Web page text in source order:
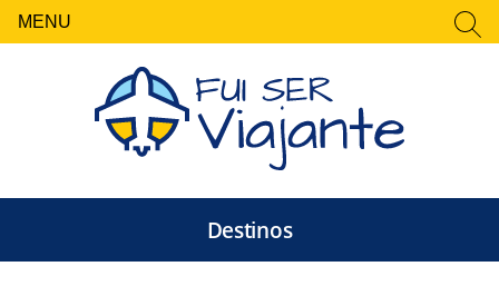
MENU
Destinos
FECHAR